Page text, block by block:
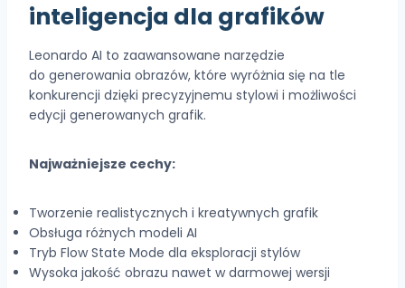
inteligencja dla grafików
Leonardo AI to zaawansowane narzędzie
do generowania obrazów, które wyróżnia się na tle
konkurencji dzięki precyzyjnemu stylowi i możliwości
edycji generowanych grafik.
Najważniejsze cechy:
Tworzenie realistycznych i kreatywnych grafik
Obsługa różnych modeli AI
Tryb Flow State Mode dla eksploracji stylów
Wysoka jakość obrazu nawet w darmowej wersji